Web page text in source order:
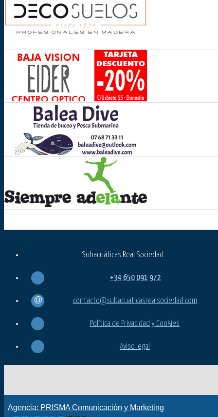
Subacuáticas Real Sociedad
+34 650 091 972
contacto@subacuaticasrealsociedad.com
Política de Privacidad y Cookies
Aviso legal
Agencia: PRISMA Comunicación y Marketing